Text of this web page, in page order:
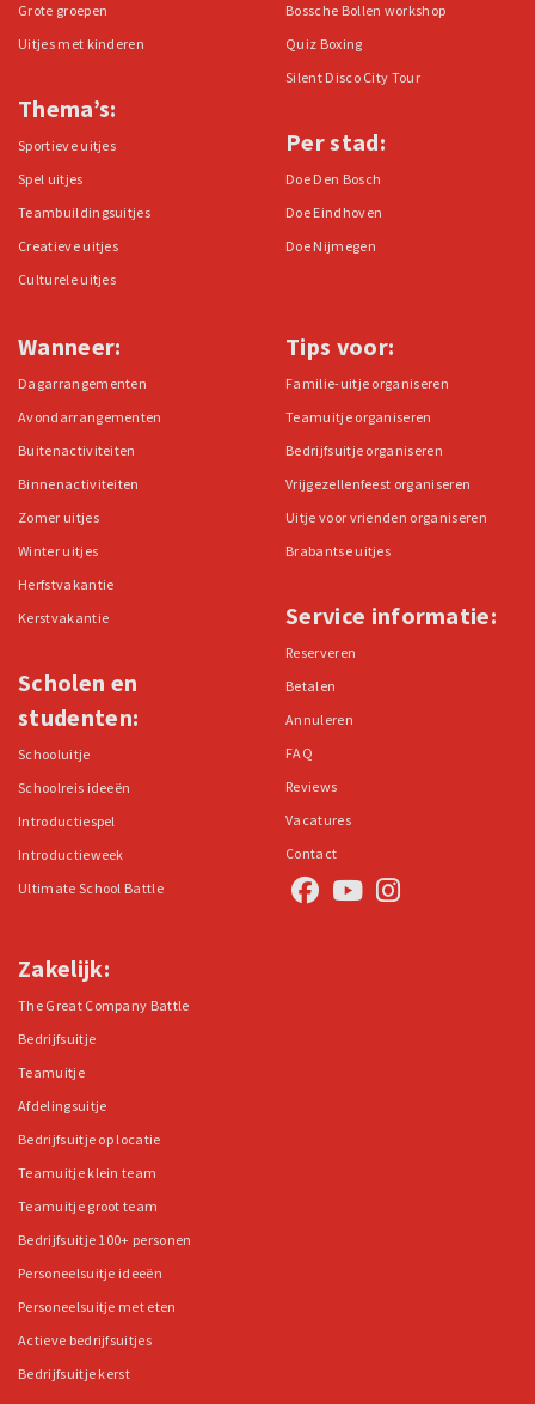
Grote groepen
Uitjes met kinderen
Thema’s:
Sportieve uitjes
Spel uitjes
Teambuildingsuitjes
Creatieve uitjes
Culturele uitjes
Bossche Bollen workshop
Quiz Boxing
Silent Disco City Tour
Per stad:
Doe Den Bosch
Doe Eindhoven
Doe Nijmegen
Wanneer:
Dagarrangementen
Avondarrangementen
Buitenactiviteiten
Binnenactiviteiten
Zomer uitjes
Winter uitjes
Herfstvakantie
Kerstvakantie
Scholen en
studenten:
Schooluitje
Schoolreis ideeën
Introductiespel
Introductieweek
Ultimate School Battle
Tips voor:
Familie-uitje organiseren
Teamuitje organiseren
Bedrijfsuitje organiseren
Vrijgezellenfeest organiseren
Uitje voor vrienden organiseren
Brabantse uitjes
Service informatie:
Reserveren
Betalen
Annuleren
FAQ
Reviews
Vacatures
Contact
Zakelijk:
The Great Company Battle
Bedrijfsuitje
Teamuitje
Afdelingsuitje
Bedrijfsuitje op locatie
Teamuitje klein team
Teamuitje groot team
Bedrijfsuitje 100+ personen
Personeelsuitje ideeën
Personeelsuitje met eten
Actieve bedrijfsuitjes
Bedrijfsuitje kerst